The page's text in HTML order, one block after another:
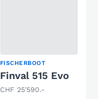
FISCHERBOOT
Finval 515 Evo
CHF 25'590.-